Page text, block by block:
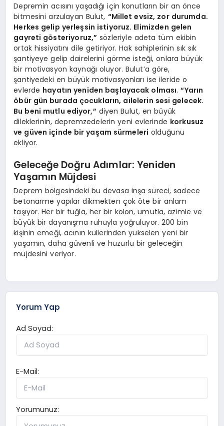
Depremin acısını yaşadığı için konutların bir an önce
bitmesini arzulayan Bulut, “Millet evsiz, zor durumda.
Herkes gelip yerleşsin istiyoruz. Elimizden gelen
gayreti gösteriyoruz,” sözleriyle adeta tüm ekibin
ortak hissiyatını dile getiriyor. Hak sahiplerinin sık sık
şantiyeye gelip dairelerini görme isteği, onlara büyük
bir motivasyon kaynağı oluyor. Bulut’a göre,
şantiyedeki en büyük motivasyonları ise ileride o
evlerde hayatın yeniden başlayacak olması.“Yarın
öbür gün burada çocukların, ailelerin sesi gelecek.
Bu beni mutlu ediyor,” diyen Bulut, en büyük
dileklerinin, depremzedelerin yeni evlerinde korkusuz
ve güven içinde bir yaşam sürmeleri olduğunu
ekliyor.
Geleceğe Doğru Adımlar: Yeniden
Yaşamın Müjdesi
Deprem bölgesindeki bu devasa inşa süreci, sadece
betonarme yapılar dikmekten çok öte bir anlam
taşıyor. Her bir tuğla, her bir kolon, umutla, azimle ve
büyük bir dayanışma ruhuyla yoğruluyor. 200 bin
kişinin emeği, acının küllerinden yükselen yeni bir
yaşamın, daha güvenli ve huzurlu bir geleceğin
müjdesini veriyor.
Yorum Yap
Ad Soyad:
E-Mail:
Yorumunuz: